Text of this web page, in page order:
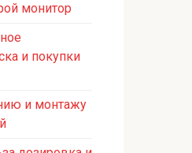
монитор
и покупки
и монтажу